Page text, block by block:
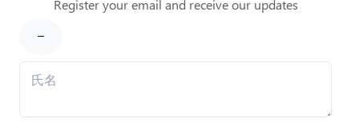
Register your email and receive our updates